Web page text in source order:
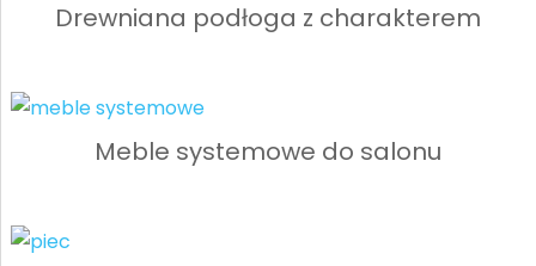
Drewniana podłoga z charakterem
Meble systemowe do salonu